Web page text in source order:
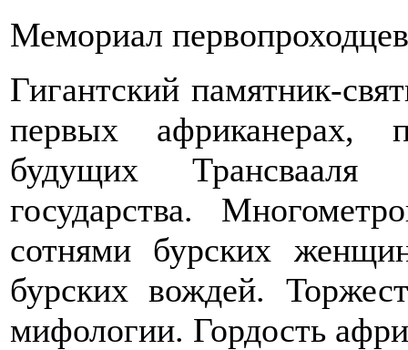
Мемориал первопроходцев
Гигантский памятник-
первых африканерах,
будущих
государства.
сотнями бурских
бурских вождей.
мифологии. Гордость